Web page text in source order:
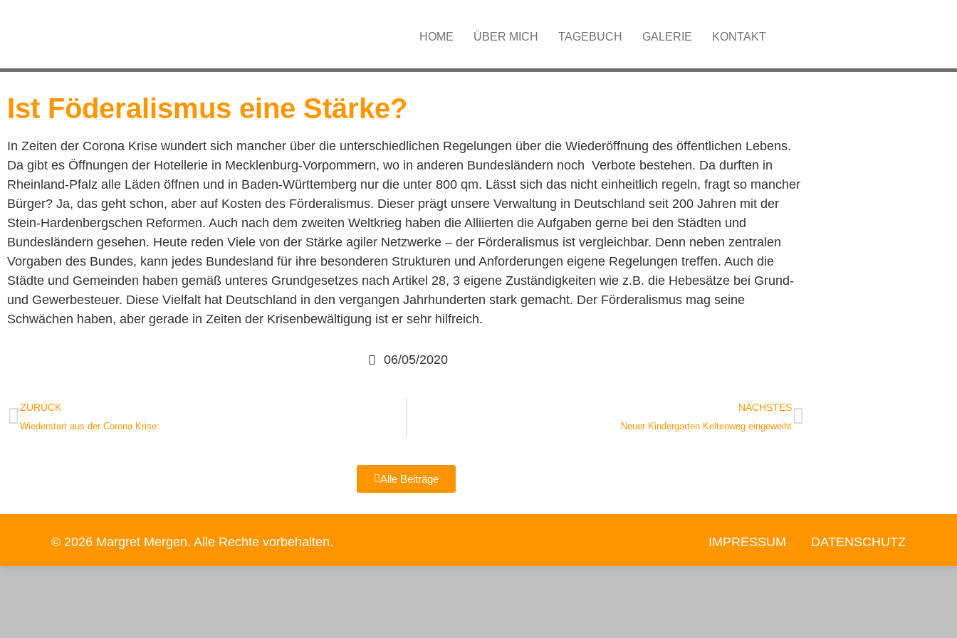
HOME ÜBER MICH TAGEBUCH GALERIE KONTAKT
Ist Föderalismus eine Stärke?
In Zeiten der Corona Krise wundert sich mancher über die unterschiedlichen Regelungen über die Wiederöffnung des öffentlichen Lebens.
Da gibt es Öffnungen der Hotellerie in Mecklenburg-Vorpommern, wo in anderen Bundesländern noch Verbote bestehen. Da durften in
Rheinland-Pfalz alle Läden öffnen und in Baden-Württemberg nur die unter 800 qm. Lässt sich das nicht einheitlich regeln, fragt so mancher
Bürger? Ja, das geht schon, aber auf Kosten des Förderalismus. Dieser prägt unsere Verwaltung in Deutschland seit 200 Jahren mit der
Stein-Hardenbergschen Reformen. Auch nach dem zweiten Weltkrieg haben die Alliierten die Aufgaben gerne bei den Städten und
Bundesländern gesehen. Heute reden Viele von der Stärke agiler Netzwerke – der Förderalismus ist vergleichbar. Denn neben zentralen
Vorgaben des Bundes, kann jedes Bundesland für ihre besonderen Strukturen und Anforderungen eigene Regelungen treffen. Auch die
Städte und Gemeinden haben gemäß unteres Grundgesetzes nach Artikel 28, 3 eigene Zuständigkeiten wie z.B. die Hebesätze bei Grund-
und Gewerbesteuer. Diese Vielfalt hat Deutschland in den vergangen Jahrhunderten stark gemacht. Der Förderalismus mag seine
Schwächen haben, aber gerade in Zeiten der Krisenbewältigung ist er sehr hilfreich.
06/05/2020
ZURÜCK
Wiederstart aus der Corona Krise:
NÄCHSTES
Neuer Kindergarten Keltenweg eingeweiht
Alle Beiträge
© 2026 Margret Mergen. Alle Rechte vorbehalten. IMPRESSUM DATENSCHUTZ